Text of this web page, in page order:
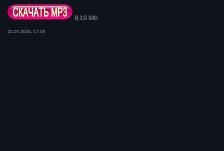
8,19 Mb
21.07.2024, 17:05